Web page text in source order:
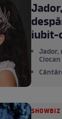
iubit-
Ciocan